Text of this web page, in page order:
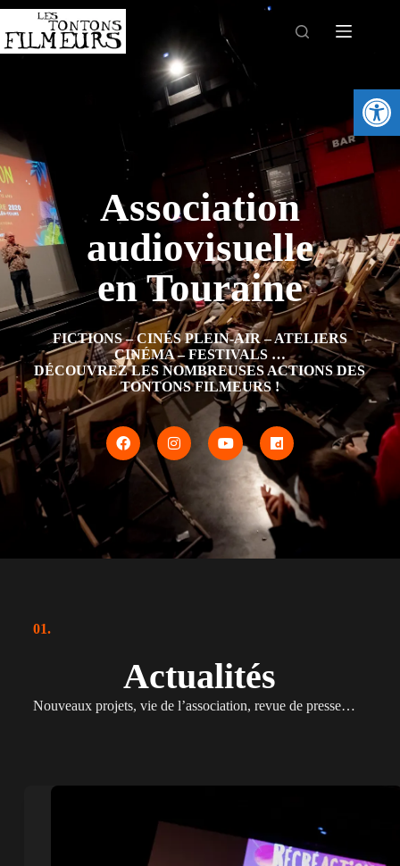
Association
audiovisuelle
en Touraine
FICTIONS – CINÉS PLEIN-AIR – ATELIERS
CINÉMA – FESTIVALS …
DÉCOUVREZ LES NOMBREUSES ACTIONS DES
TONTONS FILMEURS !
01.
Actualités
Nouveaux projets, vie de l’association, revue de presse…